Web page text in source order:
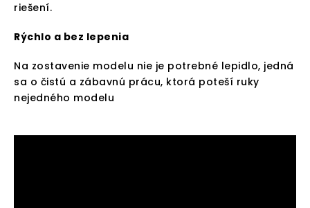
riešení.
Rýchlo a bez lepenia
Na zostavenie modelu nie je potrebné lepidlo, jedná
sa o čistú a zábavnú prácu, ktorá poteší ruky
nejedného modelu